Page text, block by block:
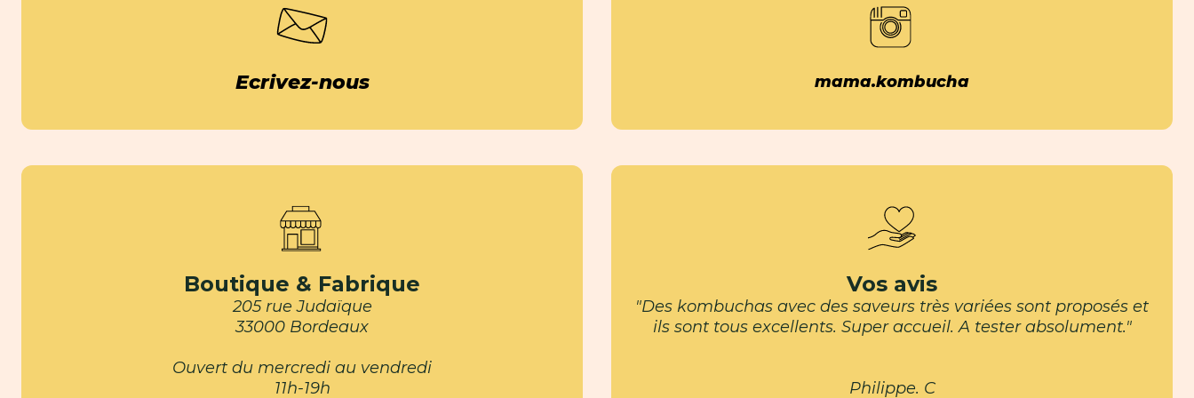
Ecrivez-nous mama.kombucha
Boutique & Fabrique
205 rue Judaïque
33000 Bordeaux
Ouvert du mercredi au vendredi
11h-19h
Vos avis
"Des kombuchas avec des saveurs très variées sont proposés et
ils sont tous excellents. Super accueil. A tester absolument."
Philippe. C